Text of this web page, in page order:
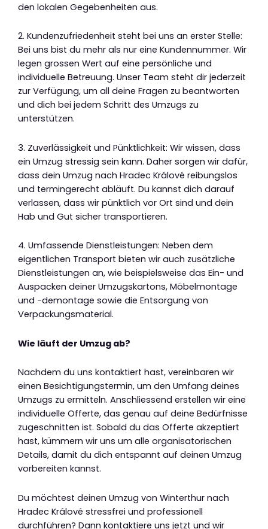
den lokalen Gegebenheiten aus.
2. Kundenzufriedenheit steht bei uns an erster Stelle:
Bei uns bist du mehr als nur eine Kundennummer. Wir
legen grossen Wert auf eine persönliche und
individuelle Betreuung. Unser Team steht dir jederzeit
zur Verfügung, um all deine Fragen zu beantworten
und dich bei jedem Schritt des Umzugs zu
unterstützen.
3. Zuverlässigkeit und Pünktlichkeit: Wir wissen, dass
ein Umzug stressig sein kann. Daher sorgen wir dafür,
dass dein Umzug nach Hradec Králové reibungslos
und termingerecht abläuft. Du kannst dich darauf
verlassen, dass wir pünktlich vor Ort sind und dein
Hab und Gut sicher transportieren.
4. Umfassende Dienstleistungen: Neben dem
eigentlichen Transport bieten wir auch zusätzliche
Dienstleistungen an, wie beispielsweise das Ein- und
Auspacken deiner Umzugskartons, Möbelmontage
und -demontage sowie die Entsorgung von
Verpackungsmaterial.
Wie läuft der Umzug ab?
Nachdem du uns kontaktiert hast, vereinbaren wir
einen Besichtigungstermin, um den Umfang deines
Umzugs zu ermitteln. Anschliessend erstellen wir eine
individuelle Offerte, das genau auf deine Bedürfnisse
zugeschnitten ist. Sobald du das Offerte akzeptiert
hast, kümmern wir uns um alle organisatorischen
Details, damit du dich entspannt auf deinen Umzug
vorbereiten kannst.
Du möchtest deinen Umzug von Winterthur nach
Hradec Králové stressfrei und professionell
durchführen? Dann kontaktiere uns jetzt und wir